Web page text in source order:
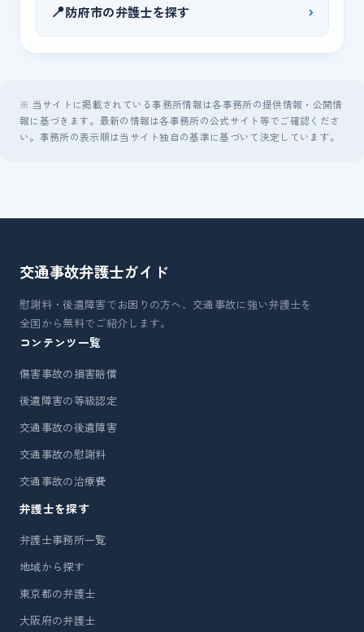
📍防府市の弁護士を探す ›
※ 当サイトに掲載されている事務所情報は各事務所の提供情報・公開情
報に基づきます。最新の情報は各事務所の公式サイト等でご確認くださ
い。事務所の表示順は当サイト独自の基準に基づいて決定しています。
交通事故弁護士ガイド
慰謝料・後遺障害でお困りの方へ、交通事故に強い弁護士を
全国から無料でご紹介します。
コンテンツ一覧
傷害事故の損害賠償
後遺障害の等級認定
交通事故の後遺障害
交通事故の慰謝料
交通事故の治療費
弁護士を探す
弁護士事務所一覧
地域から探す
東京都の弁護士
大阪府の弁護士